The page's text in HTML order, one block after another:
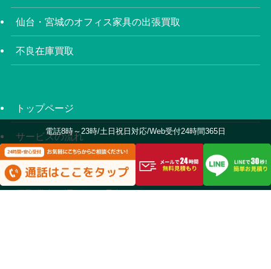
仙台・宮城のオフィス家具の出張買取
不良在庫買取
トップページ
サービスの流れ
はじめての方へ
買取業者で選ばれる理由
電話8時～23時/土日祝日対応/Web受付24時間365日